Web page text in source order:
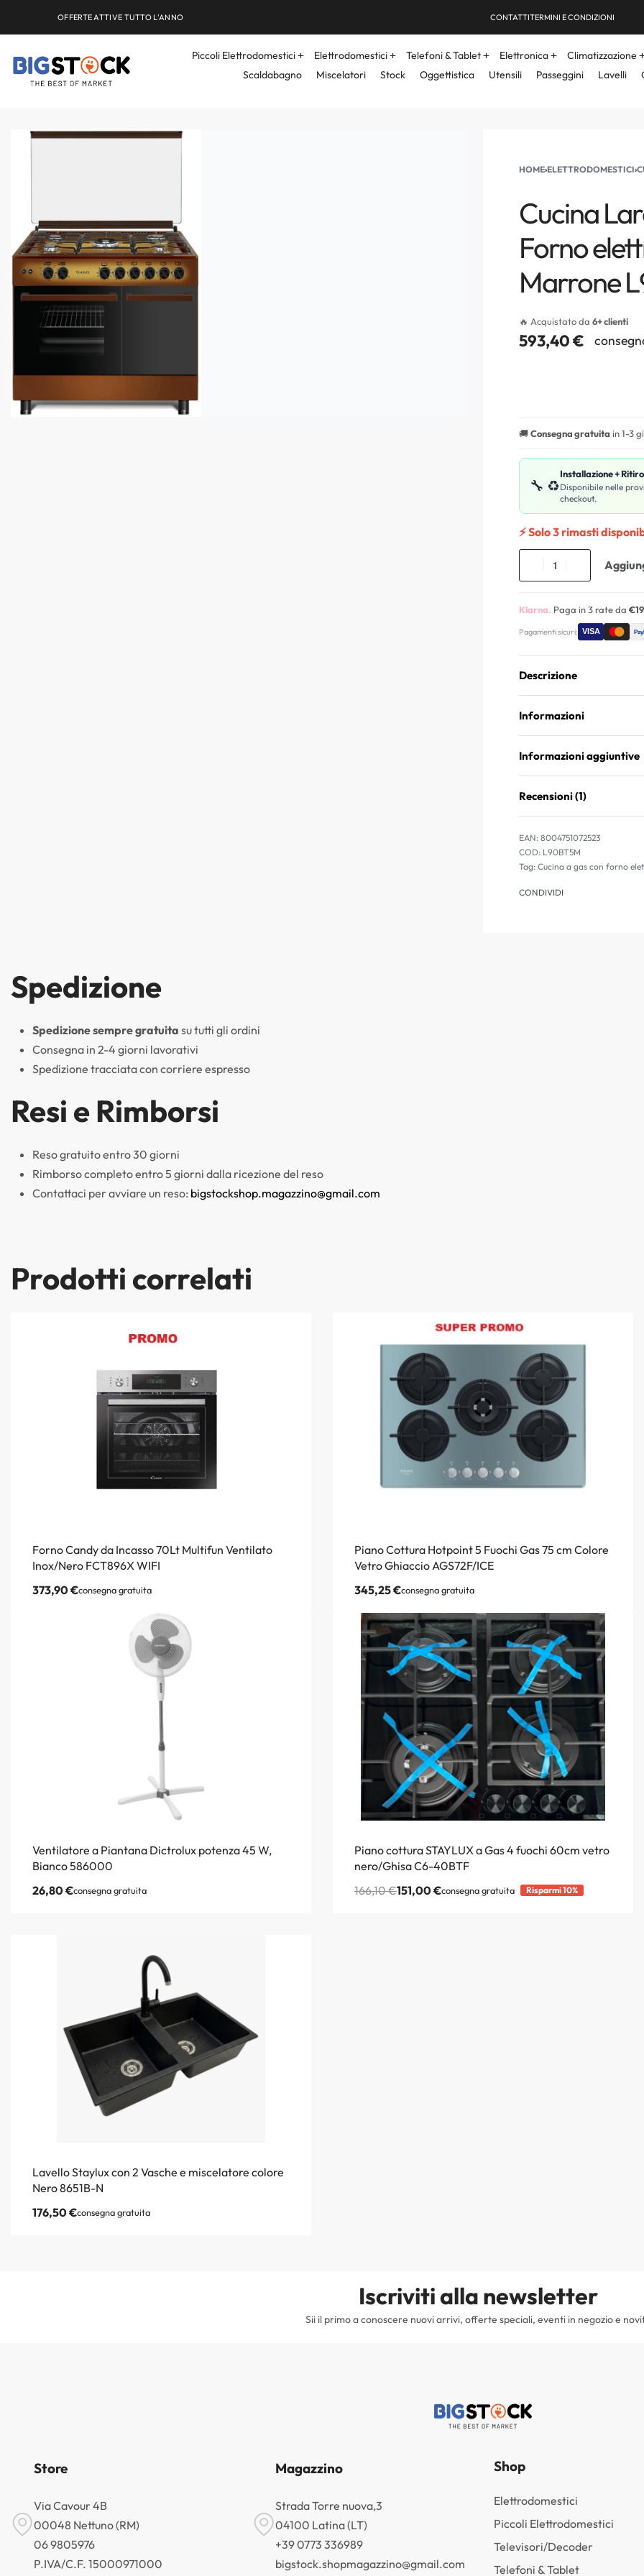
OFFERTE ATTIVE TUTTO L'ANNO CONTATTITERMINI E CONDIZIONI
Piccoli Elettrodomestici Elettrodomestici Telefoni & Tablet Elettronica Climatizzazione
Scaldabagno
Miscelatori Stock Oggettistica Utensili Passeggini Lavelli
HOME›ELETTRODOMESTICI›
Cucina
Forno
Marrone
🔥 Acquistato da 6+ clienti
593,40€
🚚Consegna gratuita in 1-3
🔧 ♻️
Installazione +
Disponibile nelle
checkout.
⚡ Solo 3 rimasti
Klarna. Paga in 3 rate da
Pagamenti sicuri:
Descrizione
Informazioni
Informazioni aggiuntive
Recensioni (1)
EAN: 8004751072523
L90BT5M
Tag: Cucina a gas con forno
CONDIVIDI
Spedizione
Spedizione sempre gratuita su tutti gli ordini
Consegna in 2-4 giorni lavorativi
Spedizione tracciata con corriere espresso
Resi e Rimborsi
Reso gratuito entro 30 giorni
Rimborso completo entro 5 giorni dalla ricezione del reso
Contattaci per avviare un reso: bigstockshop.magazzino@gmail.com
Prodotti correlati
Forno Candy da Incasso 70Lt Multifun Ventilato
Inox/Nero FCT896X WIFI
373,90€consegna gratuita
Piano Cottura Hotpoint 5 Fuochi Gas 75 cm Colore
Vetro Ghiaccio AGS72F/ICE
345,25€consegna gratuita
Ventilatore a Piantana Dictrolux potenza 45 W,
Bianco 586000
26,80€consegna gratuita
Piano cottura STAYLUX a Gas 4 fuochi 60cm vetro
nero/Ghisa C6-40BTF
166,10€151,00€consegna gratuita Risparmi 10%
Lavello Staylux con 2 Vasche e miscelatore colore
Nero 8651B-N
176,50€consegna gratuita
Iscriviti alla newsletter
Sii il primo a conoscere nuovi arrivi, offerte speciali, eventi in negozio e
Store
Via Cavour 4B
00048 Nettuno (RM)
06 9805976
P.IVA/C.F. 15000971000
Magazzino
Strada Torre nuova,3
04100 Latina (LT)
+39 0773 336989
bigstock.shopmagazzino@gmail.com
Shop
Elettrodomestici
Piccoli Elettrodomestici
Televisori/Decoder
Telefoni & Tablet